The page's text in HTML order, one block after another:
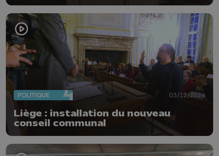
POLITIQUE 03/12/2024
Liège : installation du nouveau
conseil communal